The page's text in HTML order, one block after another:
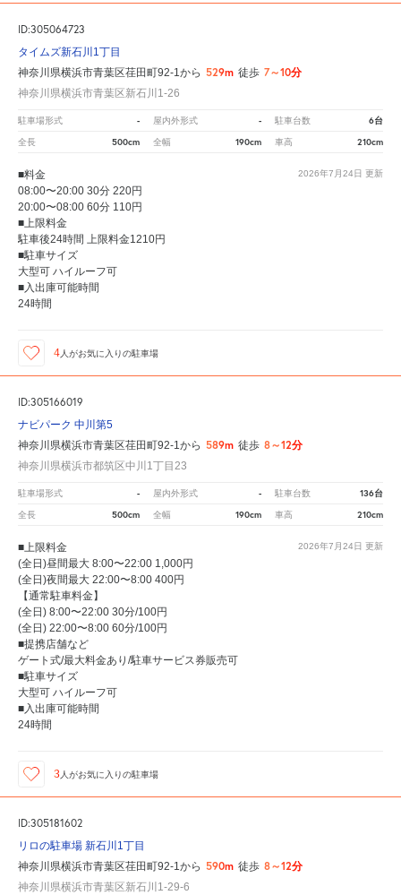
ID:305064723
タイムズ新石川1丁目
神奈川県横浜市青葉区荏田町92-1から 529m 徒歩 7～10分
神奈川県横浜市青葉区新石川1-26
駐車場形式 - 屋内外形式 - 駐車台数 6台
全長 500cm 全幅 190cm 車高 210cm
2026年7月24日 更新
■料金
08:00〜20:00 30分 220円
20:00〜08:00 60分 110円
■上限料金
駐車後24時間 上限料金1210円
■駐車サイズ
大型可 ハイルーフ可
■入出庫可能時間
24時間
4 人がお気に入りの駐車場
ID:305166019
ナビパーク 中川第5
神奈川県横浜市青葉区荏田町92-1から 589m 徒歩 8～12分
神奈川県横浜市都筑区中川1丁目23
駐車場形式 - 屋内外形式 - 駐車台数 136台
全長 500cm 全幅 190cm 車高 210cm
2026年7月24日 更新
■上限料金
(全日)昼間最大 8:00〜22:00 1,000円
(全日)夜間最大 22:00〜8:00 400円
【通常駐車料金】
(全日) 8:00〜22:00 30分/100円
(全日) 22:00〜8:00 60分/100円
■提携店舗など
ゲート式/最大料金あり/駐車サービス券販売可
■駐車サイズ
大型可 ハイルーフ可
■入出庫可能時間
24時間
3 人がお気に入りの駐車場
ID:305181602
リロの駐車場 新石川1丁目
神奈川県横浜市青葉区荏田町92-1から 590m 徒歩 8～12分
神奈川県横浜市青葉区新石川1-29-6